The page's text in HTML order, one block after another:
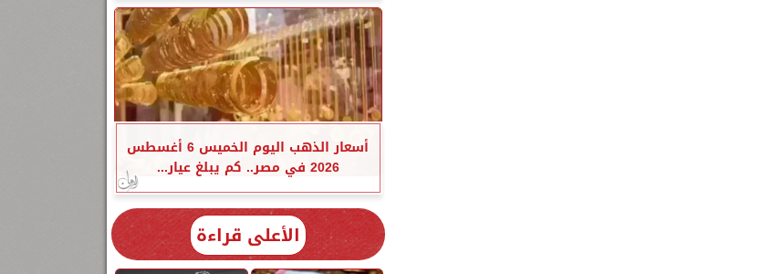
أسعار الذهب اليوم الخميس 6 أغسطس
2026 في مصر.. كم يبلغ عيار...
الأعلى قراءة